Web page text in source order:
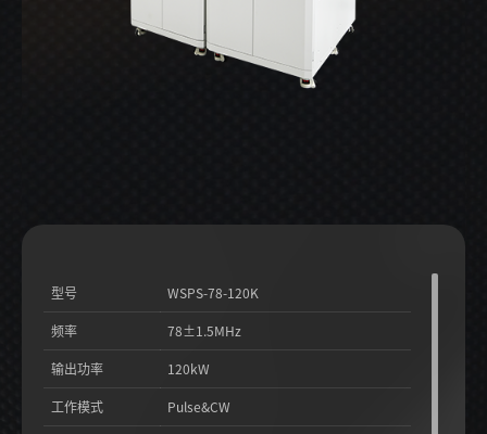
型号 WSPS-78-120K
频率 78±1.5MHz
输出功率 120kW
工作模式 Pulse&CW